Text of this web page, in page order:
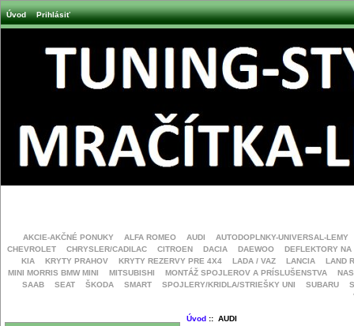
Úvod Prihlásiť
AKCIE-AKČNÉ PONUKY ALFA ROMEO AUDI
AUTODOPLNKY-UNIVERSAL-LEMY
CHEVROLET
CHRYSLER/CADILAC CITROEN DACIA DAEWOO
DEFLEKTORY NA
KIA
KRYTY PRAHOV KRYTY REZERVY PRE 4X4 LADA / VAZ LANCIA
LAND
MINI MORRIS BMW MINI
MITSUBISHI MONTÁŽ SPOJLEROV A PRÍSLUŠENSTVA
SAAB
SEAT ŠKODA SMART SPOJLERY/KRIDLA/STRIEŠKY UNI SUBARU
Úvod:: AUDI